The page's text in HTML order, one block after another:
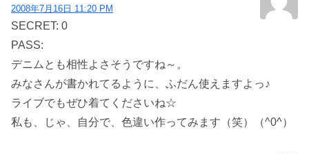
2008年7月16日 11:20 PM
SECRET: 0
PASS:
デニムとも相性よさそうですね～。
みなさんが書かれてるように、ふだん使えますよっ♪
ライブでもぜひ着てくださいね☆
私も、じゃ、自分で、色違い作ってみます（笑）（^0^）